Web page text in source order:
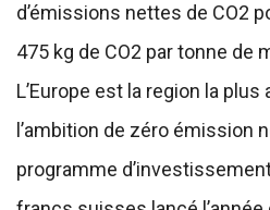
d’émissions nettes de CO2
475 kg de CO2 par tonne de
L’Europe est la region la
l’ambition de zéro émission
programme